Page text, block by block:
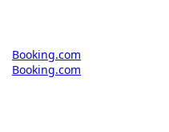
Booking.com
Booking.com